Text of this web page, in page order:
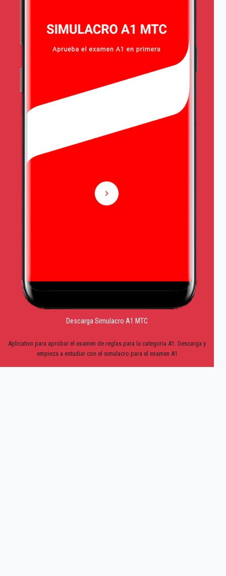
Descarga Simulacro A1 MTC
Aplicativo para aprobar el examen de reglas para la categoria A1. Descarga y
empieza a estudiar con el simulacro para el examen A1